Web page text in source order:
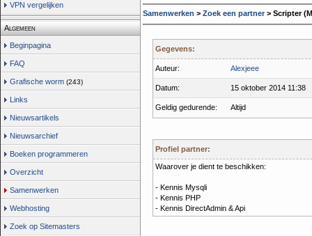
VPN vergelijken
Algemeen
Beginpagina
FAQ
Grafische worm (243)
Links
Nieuwsartikels
Nieuwsarchief
Boeken programmeren
Overzicht
Samenwerken
Webhosting
Zoek op Sitemasters
Samenwerken > Zoek een partner > Scripter
Gegevens:
Auteur: Alexjeee
Datum: 15 oktober 2014 11:38
Geldig gedurende: Altijd
Profiel partner:
Waarover je dient te beschikken:
- Kennis Mysqli
- Kennis PHP
- Kennis DirectAdmin & Api